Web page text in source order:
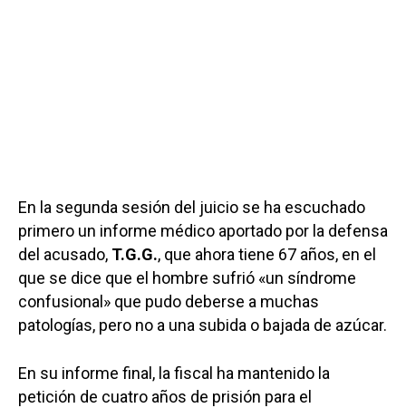
En la segunda sesión del juicio se ha escuchado
primero un informe médico aportado por la defensa
del acusado, T.G.G., que ahora tiene 67 años, en el
que se dice que el hombre sufrió «un síndrome
confusional» que pudo deberse a muchas
patologías, pero no a una subida o bajada de azúcar.
En su informe final, la fiscal ha mantenido la
petición de cuatro años de prisión para el